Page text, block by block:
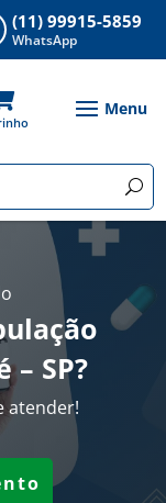
(11) 99915-5859
WhatsApp
– SP?
atender!